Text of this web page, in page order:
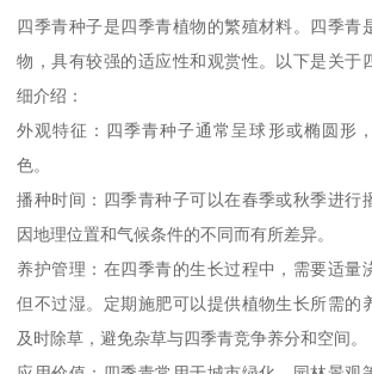
四季青种子是四季青植物的繁殖材料。四季青
物，具有较强的适应性和观赏性。以下是关于
细介绍：
外观特征：四季青种子通常呈球形或椭圆形
色。
播种时间：四季青种子可以在春季或秋季进行
因地理位置和气候条件的不同而有所差异。
养护管理：在四季青的生长过程中，需要适量
但不过湿。定期施肥可以提供植物生长所需的
及时除草，避免杂草与四季青竞争养分和空间。